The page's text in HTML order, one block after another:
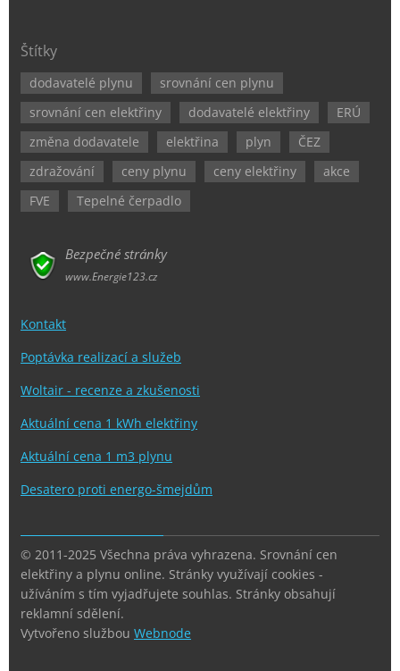
Štítky
dodavatelé plynu
srovnání cen plynu
srovnání cen elektřiny
dodavatelé elektřiny
ERÚ
změna dodavatele
elektřina plyn
ČEZ
zdražování
ceny plynu ceny elektřiny
akce
FVE
Tepelné čerpadlo
Bezpečné stránky
www.Energie123.cz
Kontakt
Poptávka realizací a služeb
Woltair - recenze a zkušenosti
Aktuální cena 1 kWh elektřiny
Aktuální cena 1 m3 plynu
Desatero proti energo-šmejdům
© 2011-2025 Všechna práva vyhrazena. Srovnání cen
elektřiny a plynu online. Stránky využívají cookies -
užíváním s tím vyjadřujete souhlas. Stránky obsahují
reklamní sdělení.
Vytvořeno službou Webnode